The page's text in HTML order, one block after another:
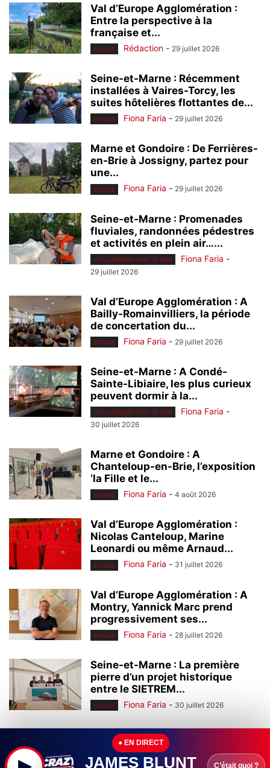
Val d’Europe Agglomération :
Entre la perspective à la
française et...
EN UNE Rédaction - 29 juillet 2026
Seine-et-Marne : Récemment
installées à Vaires-Torcy, les
suites hôtelières flottantes de...
EN UNE Fiona Faria - 29 juillet 2026
Marne et Gondoire : De Ferrières-
en-Brie à Jossigny, partez pour
une...
EN UNE Fiona Faria - 29 juillet 2026
Seine-et-Marne : Promenades
fluviales, randonnées pédestres
et activités en plein air…...
COULOMMIERS PAYS DE BRIE Fiona Faria -
29 juillet 2026
Val d’Europe Agglomération : A
Bailly-Romainvilliers, la période
de concertation du...
EN UNE Fiona Faria - 29 juillet 2026
Seine-et-Marne : A Condé-
Sainte-Libiaire, les plus curieux
peuvent dormir à la...
COULOMMIERS PAYS DE BRIE Fiona Faria -
30 juillet 2026
Marne et Gondoire : A
Chanteloup-en-Brie, l’exposition
‘la Fille et le...
EN UNE Fiona Faria - 4 août 2026
Val d’Europe Agglomération :
Nicolas Canteloup, Marine
Leonardi ou même Arnaud...
EN UNE Fiona Faria - 31 juillet 2026
Val d’Europe Agglomération : A
Montry, Yannick Marc prend
progressivement ses...
EN UNE Fiona Faria - 28 juillet 2026
Seine-et-Marne : La première
pierre d’un projet historique
entre le SIETREM...
EN UNE Fiona Faria - 30 juillet 2026
Seine-et-Marne : Leader mondial
de l’homéopathie, l’entreprise
Boiron (Montévrain) continue à...
● EN DIRECT
JAMES BLUNT C’était quoi ?